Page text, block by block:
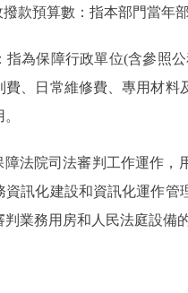
預算數：指本部門當年部
保障行政單位(含參照公
費、日常維修費、專用材
院司法審判工作運作，用
資訊化建設和資訊化運作
判業務用房和人民法庭設備